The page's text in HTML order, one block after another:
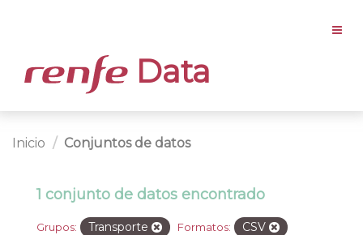
Data
Inicio Conjuntos de datos
1 conjunto de datos encontrado
Grupos: Transporte Formatos:
CSV